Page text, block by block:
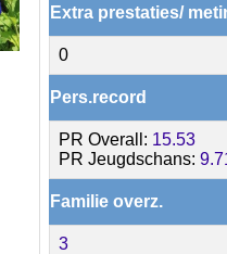
Extra prestaties/
0
Pers.record
PR Overall: 15.53
PR Jeugdschans:
Familie overz.
3